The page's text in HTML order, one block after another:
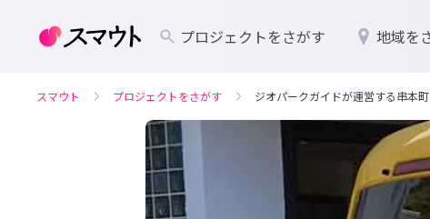
プロジェクトをさがす 地域を
スマウト プロジェクトをさがす ジオパークガイドが運営する串本